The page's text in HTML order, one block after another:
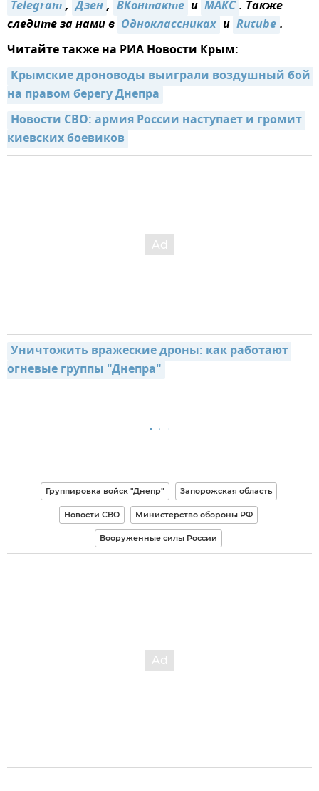
Telegram, Дзен, ВКонтакте и MAКС. Также
следите за нами в Одноклассниках и Rutube.
Читайте также на РИА Новости Крым:
Крымские дроноводы выиграли воздушный бой
на правом берегу Днепра
Новости СВО: армия России наступает и громит
киевских боевиков
Уничтожить вражеские дроны: как работают
огневые группы "Днепра"
Группировка войск "Днепр" Запорожская область
Новости СВО Министерство обороны РФ
Вооруженные силы России